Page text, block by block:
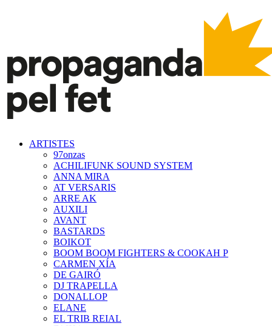
ARTISTES
97onzas
ACHILIFUNK SOUND SYSTEM
ANNA MIRA
AT VERSARIS
ARRE AK
AUXILI
AVANT
BASTARDS
BOIKOT
BOOM BOOM FIGHTERS & COOKAH P
CARMEN XÍA
DE GAIRÓ
DJ TRAPELLA
DONALLOP
ELANE
EL TRIB REIAL